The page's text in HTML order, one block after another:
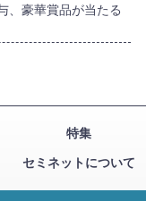
、豪華賞品が当たる
特集
セミネットについて